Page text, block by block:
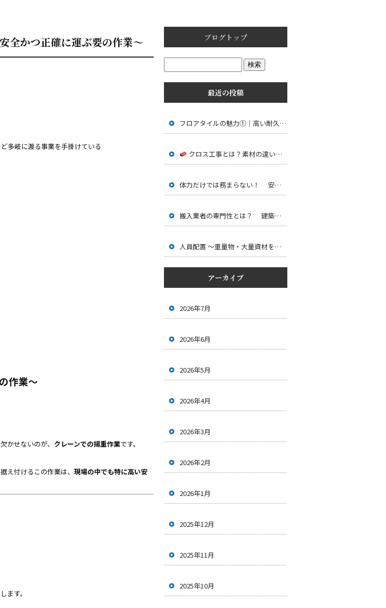
全かつ正確に運ぶ要の作業〜
多岐に渡る事業を手掛けている
作業〜
かせないのが、 クレーンでの揚重作業です。
え付けるこの作業は、 現場の中でも特に高い安
ます。
ブログトップ
最近の投稿
フロアタイルの魅力①｜高い耐久性と美しい仕上がり
クロス工事とは？素材の違いと選び方
体力だけでは務まらない！ 安全に運ぶための技術とは
搬入業者の専門性とは？ 建築現場を支える重要な仕事
人員配置 ～重量物・大量資材を安全に運ぶためのチーム作業～
アーカイブ
2026年7月
2026年6月
2026年5月
2026年4月
2026年3月
2026年2月
2026年1月
2025年12月
2025年11月
2025年10月